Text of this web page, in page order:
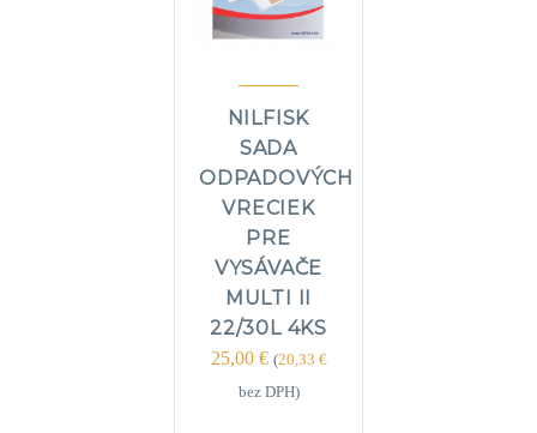
NILFISK
SADA
ODPADOVÝCH
VRECIEK
PRE
VYSÁVAČE
MULTI II
22/30L 4KS
25,00 € (20,33 €
bez DPH)